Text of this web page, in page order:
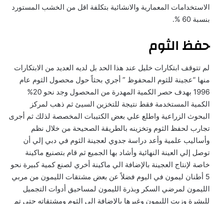
الاستخدامات المعمارية والانشائية بتكلفة اقل من الخشب المستورد
بنسبة 60 %.
حفظ الثوم
لم تتوقف ابتكارات خليل عند هذا الحد بل لديه العديد من الابتكارات
منها “عجينة للثوم المحفوظ ” أجري بحثاً حول محصول الثوم عام
1996 بهدف حصر الكمية المهدرة من المحصول وجد نحو 20%
الكمية المستخدمة فقط نتيجة للتخزين السيئ ثم ذهب لمركز
البحوث الزراعية واطلع علي بعض الكتيبات المخصصة لذلك ثم أجرى
تجارب لحفظ الثوم وتخزينه بالطريقة الصحيحة من خلال نظم
وأساليب علمية وأعد دراسة جدوي لعجينة الثوم في دبي إلي أن
توصل إلي العينة النهائية وأشاد بها الجميع ثم قام بتصنيع ماكينة
خاصة لإنتاج العجينة بالإضافة الي ماكينة أخري لصنع كمية كبيرة نحو
5 أطنان ليمون في اليوم فضلاً عن بعض مشتقات الليمون من مربي
الليمون لمرضي السكر وبذرة الليمون لمساحيق أدوات التجميل
للبشرة وزيت الليمون وغيرها بالإضافة الي الثوم ومشتقاته حتى تم